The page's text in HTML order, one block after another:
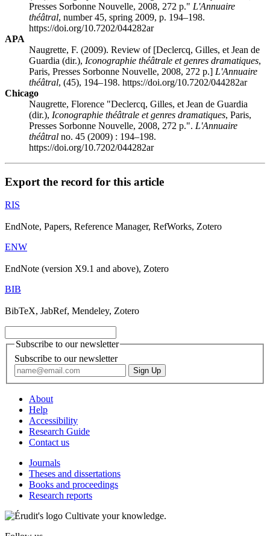
Presses Sorbonne Nouvelle, 2008, 272 p." L'Annuaire
théâtral, number 45, spring 2009, p. 194–198.
https://doi.org/10.7202/044282ar
APA
Naugrette, F. (2009). Review of [Declercq, Gilles, et Jean de
Guardia (dir.), Iconographie théâtrale et genres dramatiques,
Paris, Presses Sorbonne Nouvelle, 2008, 272 p.] L'Annuaire
théâtral, (45), 194–198. https://doi.org/10.7202/044282ar
Chicago
Naugrette, Florence "Declercq, Gilles, et Jean de Guardia
(dir.), Iconographie théâtrale et genres dramatiques, Paris,
Presses Sorbonne Nouvelle, 2008, 272 p.". L'Annuaire
théâtral no. 45 (2009) : 194–198.
https://doi.org/10.7202/044282ar
Export the record for this article
RIS
EndNote, Papers, Reference Manager, RefWorks, Zotero
ENW
EndNote (version X9.1 and above), Zotero
BIB
BibTeX, JabRef, Mendeley, Zotero
Subscribe to our newsletter
Subscribe to our newsletter
About
Help
Accessibility
Research Guide
Contact us
Journals
Theses and dissertations
Books and proceedings
Research reports
Cultivate your knowledge.